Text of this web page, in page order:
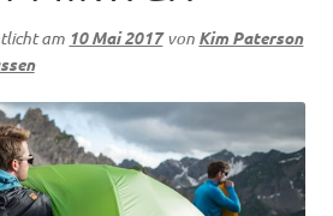
am 10 Mai 2017 von Kim Paterson